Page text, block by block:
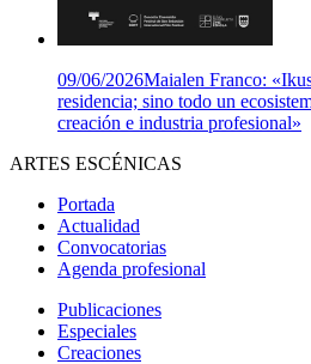
09/06/2026Maialen Franco:
residencia; sino todo un
creación e industria profesional»
ARTES ESCÉNICAS
Portada
Actualidad
Convocatorias
Agenda profesional
Publicaciones
Especiales
Creaciones